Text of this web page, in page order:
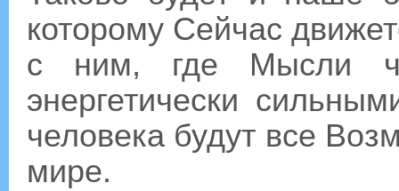
которому Сейчас
с ним, где Мысли
энергетически
человека будут все
мире.